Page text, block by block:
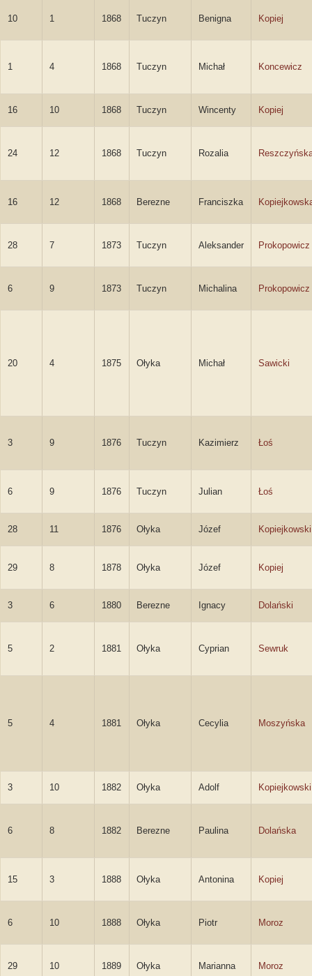
10 1 1868 Tuczyn Benigna Kopiej
1 4 1868 Tuczyn Michał Koncewicz
16 10 1868 Tuczyn Wincenty Kopiej
24 12 1868 Tuczyn Rozalia
16 12 1868 Berezne Franciszka
28 7 1873 Tuczyn Aleksander Prokopowicz
6 9 1873 Tuczyn Michalina Prokopowicz
20 4 1875 Ołyka Michał Sawicki
3 9 1876 Tuczyn Kazimierz Łoś
6 9 1876 Tuczyn Julian Łoś
28 11 1876 Ołyka Józef Kopiejkowski
29 8 1878 Ołyka Józef Kopiej
3 6 1880 Berezne Ignacy Dolański
5 2 1881 Ołyka Cyprian Sewruk
5 4 1881 Ołyka Cecylia Moszyńska
3 10 1882 Ołyka Adolf Kopiejkowski
6 8 1882 Berezne Paulina Dolańska
15 3 1888 Ołyka Antonina Kopiej
6 10 1888 Ołyka Piotr Moroz
29 10 1889 Ołyka Marianna Moroz